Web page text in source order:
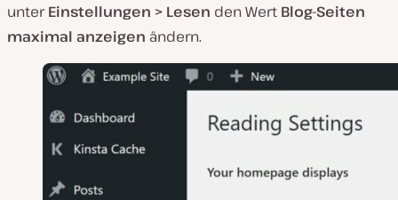
unterEinstellungen > Lesen den Wert Blog-Seiten
maximal anzeigen ändern.